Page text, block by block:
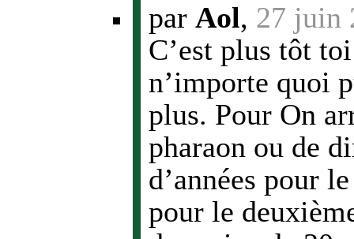
par Aol, 27 juin
C’est plus tôt
n’importe quoi
plus. Pour On
pharaon ou de
d’années pour
pour le